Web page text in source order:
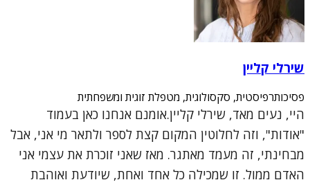
שירלי קליין
פסיכותרפיסטית, סקסולוגית, מטפלת זוגית ומשפחתית
היי, נעים מאד, שירלי קליין.אומנם אנחנו כאן בעמוד
"אודות", וזה לחלוטין המקום קצת לספר ולתאר מי אני, אבל
מבחינתי, זה מעמד מאתגר. מאז שאני זוכרת את עצמי אני
האדם ממול. זו שמכילה כל אחד ואחת, שיודעת ואוהבת